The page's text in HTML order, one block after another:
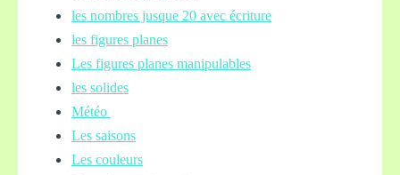
les nombres jusque 20 avec écriture
les figures planes
Les figures planes manipulables
les solides
Météo
Les saisons
Les couleurs